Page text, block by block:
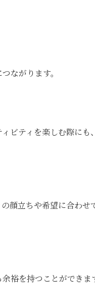
ながります。
ビティを楽しむ際にも
顔立ちや希望に合わせ
裕を持つことができま